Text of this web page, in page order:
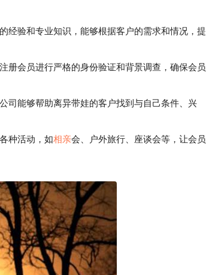
经验和专业知识，能够根据客户的需求和情况，提
会员进行严格的身份验证和背景调查，确保会员
能够帮助离异带娃的客户找到与自己条件、兴
种活动，如相亲会、户外旅行、座谈会等，让会员